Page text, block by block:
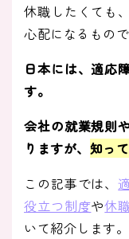
休職したくても
心配になるもので
日本には、適応
す。
会社の就業規則
りますが、 知っ
この記事では、
役立つ制度や休
いて紹介します。